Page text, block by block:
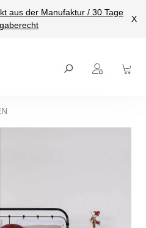
aus der Manufaktur / 30 Tage
X